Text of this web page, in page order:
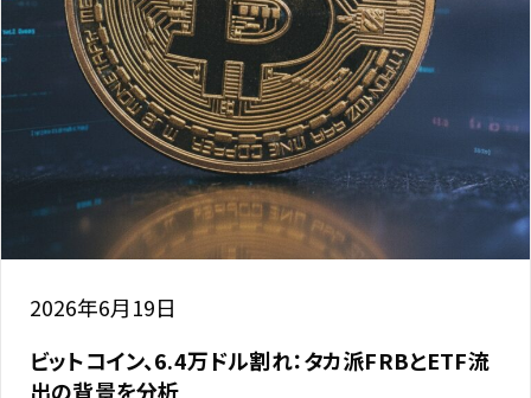
2026年6月19日
ビットコイン、6.4万ドル割れ：タカ派FRBとETF流
出の背景を分析